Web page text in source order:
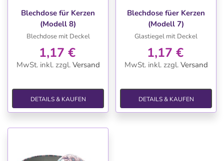
Blechdose für Kerzen
(Modell 8)
Blechdose mit Deckel
1,17 €
MwSt. inkl. zzgl. Versand
DETAILS & KAUFEN
Blechdose füer Kerzen
(Modell 7)
Glastiegel mit Deckel
1,17 €
MwSt. inkl. zzgl. Versand
DETAILS & KAUFEN